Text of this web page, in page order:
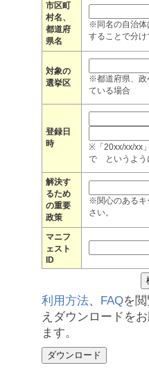
市区町
村名、
都道府
県名
※同名の自治体
することで分け
対象の
選挙区
※都道府県、政
ている場合
登録日
時
※「20xx/xx/xx
で というよう
解決す
るため
の重要
政策
※関心のあるキ
さい。
マニフ
ェスト
ID
利用方法、 FAQを
えダウンロードを
ます。